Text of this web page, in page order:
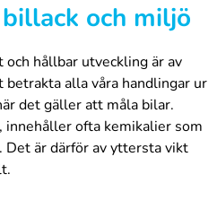
och miljö
hållbar utveckling är av
alla våra handlingar ur
det gäller att måla bilar.
innehåller ofta kemikalier som
Det är därför av yttersta vikt